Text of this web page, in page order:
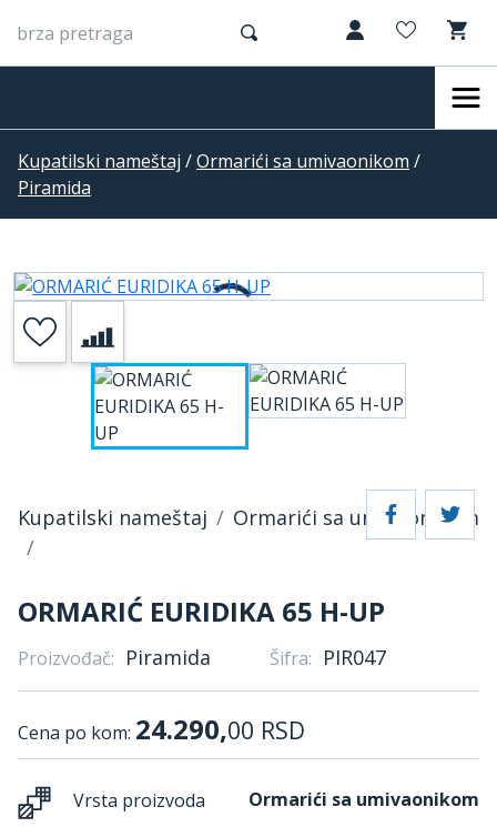
Kupatilski nameštaj /Ormarići sa umivaonikom /
Piramida
Kupatilski nameštaj Ormarići sa umivaonikom
ORMARIĆ EURIDIKA 65 H-UP
Proizvođač: Piramida Šifra: PIR047
Cena po kom: 24.290,00 RSD
Vrsta proizvoda Ormarići sa umivaonikom